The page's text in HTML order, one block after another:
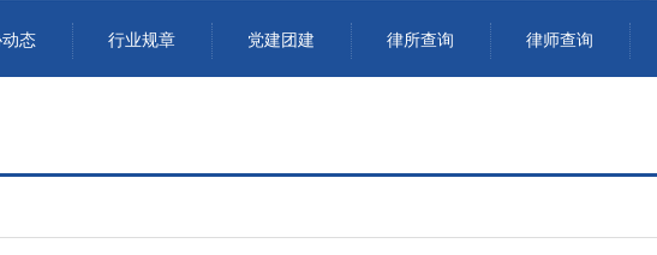
态 行业规章 党建团建 律所查询 律师查询